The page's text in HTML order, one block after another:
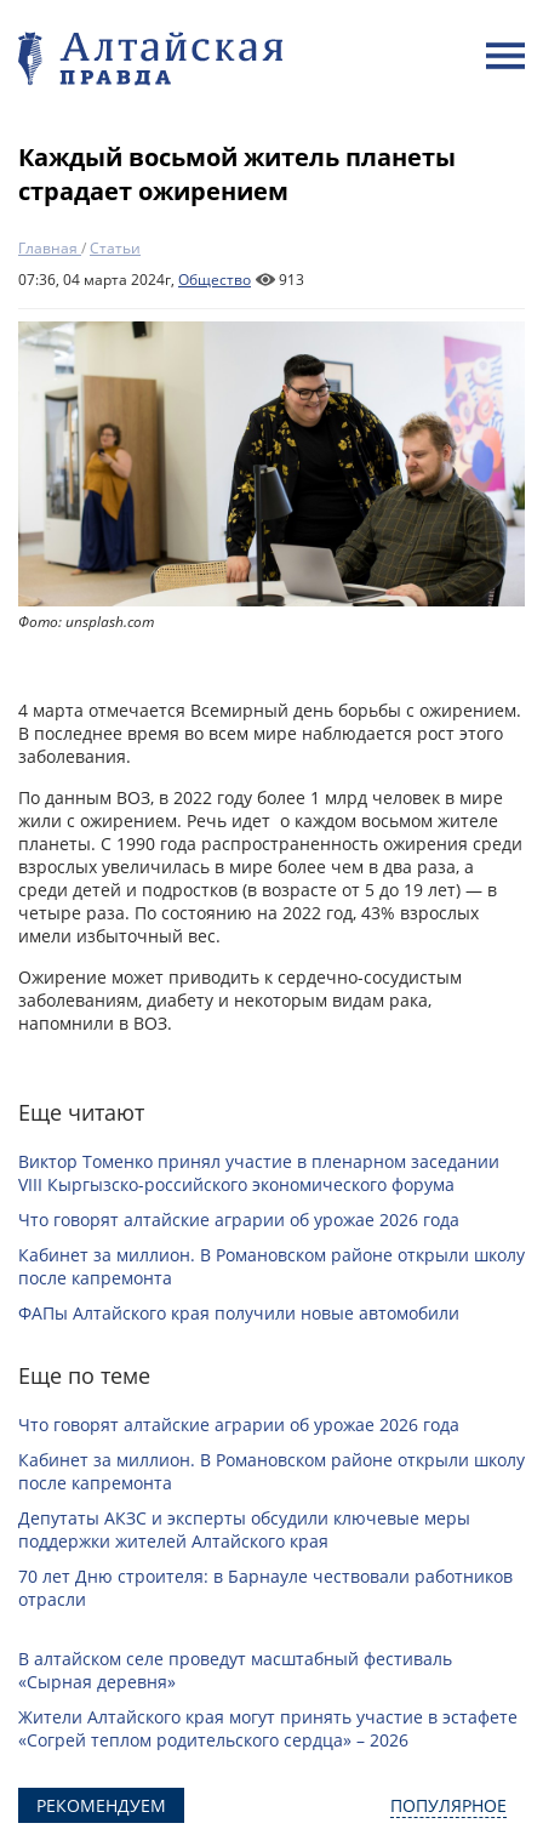
Каждый восьмой житель планеты
страдает ожирением
Главная /Статьи
07:36, 04 марта 2024г, Общество 913
Фото: unsplash.com
4 марта отмечается Всемирный день борьбы с ожирением.
В последнее время во всем мире наблюдается рост этого
заболевания.
По данным ВОЗ, в 2022 году более 1 млрд человек в мире
жили с ожирением. Речь идет о каждом восьмом жителе
планеты. С 1990 года распространенность ожирения среди
взрослых увеличилась в мире более чем в два раза, а
среди детей и подростков (в возрасте от 5 до 19 лет) — в
четыре раза. По состоянию на 2022 год, 43% взрослых
имели избыточный вес.
Ожирение может приводить к сердечно-сосудистым
заболеваниям, диабету и некоторым видам рака,
напомнили в ВОЗ.
Еще читают
Виктор Томенко принял участие в пленарном заседании
VIII Кыргызско-российского экономического форума
Что говорят алтайские аграрии об урожае 2026 года
Кабинет за миллион. В Романовском районе открыли школу
после капремонта
ФАПы Алтайского края получили новые автомобили
Еще по теме
Что говорят алтайские аграрии об урожае 2026 года
Кабинет за миллион. В Романовском районе открыли школу
после капремонта
Депутаты АКЗС и эксперты обсудили ключевые меры
поддержки жителей Алтайского края
70 лет Дню строителя: в Барнауле чествовали работников
отрасли
В алтайском селе проведут масштабный фестиваль
«Сырная деревня»
Жители Алтайского края могут принять участие в эстафете
«Согрей теплом родительского сердца» – 2026
РЕКОМЕНДУЕМ ПОПУЛЯРНОЕ